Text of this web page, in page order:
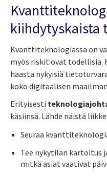
kiihdytyskaista
Kvanttiteknologiassa on
myös riskit ovat todellisia.
haasta nykyisiä
koko digitaalisen
Erityisesti
käsiinsä. Lähde näistä
Seuraa
Tee nykytilan kartoitus
mitkä asiat vaativat